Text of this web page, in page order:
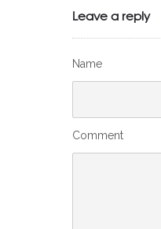
Leave a reply
Name
Comment